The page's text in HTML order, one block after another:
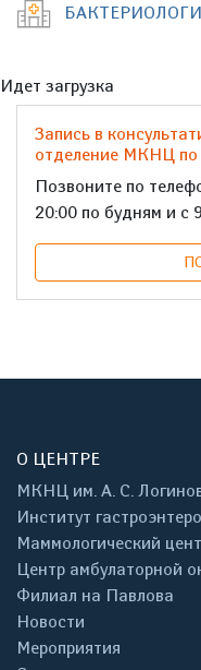
Идет загрузка
Запись в
отделение МКНЦ по
Позвоните по
20:00 по будням и с
О ЦЕНТРЕ
МКНЦ им. А. С.
Институт
Маммологический
Центр амбулаторной
Филиал на Павлова
Новости
Мероприятия